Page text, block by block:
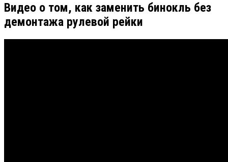
Видео о том, как заменить бинокль без
демонтажа рулевой рейки